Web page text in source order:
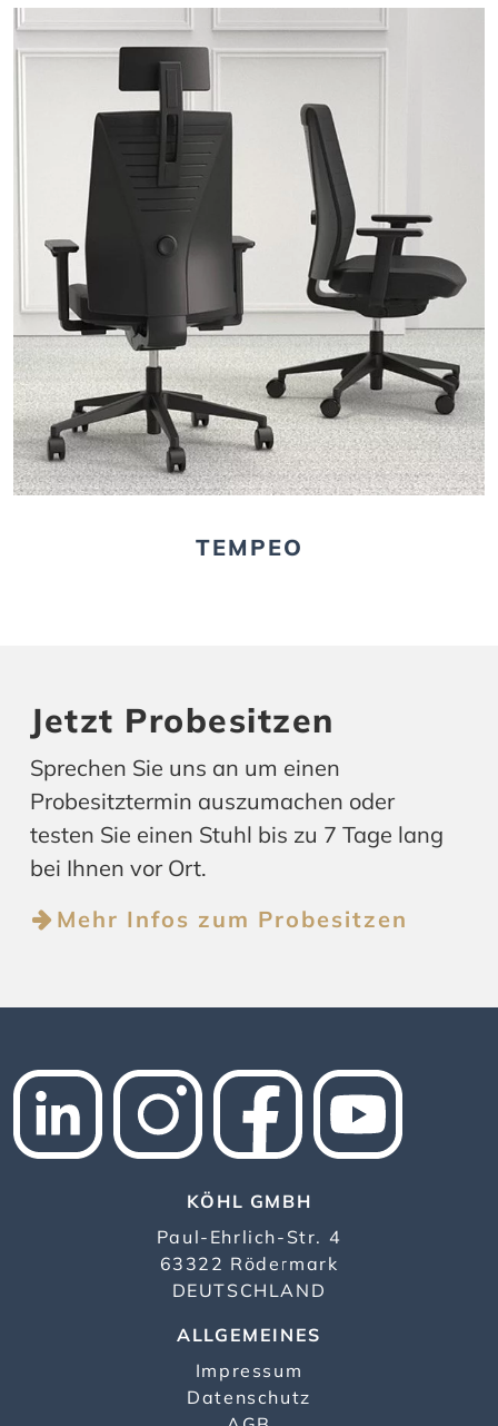
TEMPEO
Jetzt Probesitzen
Sprechen Sie uns an um einen
Probesitztermin auszumachen oder
testen Sie einen Stuhl bis zu 7 Tage lang
bei Ihnen vor Ort.
Mehr Infos zum Probesitzen
KÖHL GMBH
Paul-Ehrlich-Str. 4
63322 Rödermark
DEUTSCHLAND
ALLGEMEINES
Impressum
Datenschutz